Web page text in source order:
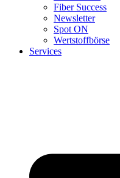
Fiber Success
Newsletter
Spot ON
Wertstoffbörse
Services